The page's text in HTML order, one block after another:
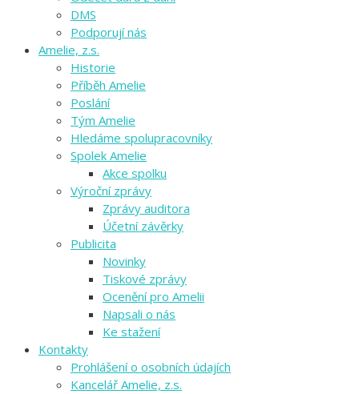
DMS
Podporují nás
Amelie, z.s.
Historie
Příběh Amelie
Poslání
Tým Amelie
Hledáme spolupracovníky
Spolek Amelie
Akce spolku
Výroční zprávy
Zprávy auditora
Účetní závěrky
Publicita
Novinky
Tiskové zprávy
Ocenění pro Amelii
Napsali o nás
Ke stažení
Kontakty
Prohlášení o osobních údajích
Kancelář Amelie, z.s.